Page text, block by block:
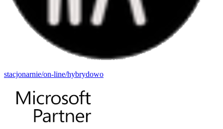
stacjonarnie/on-line/hybrydowo